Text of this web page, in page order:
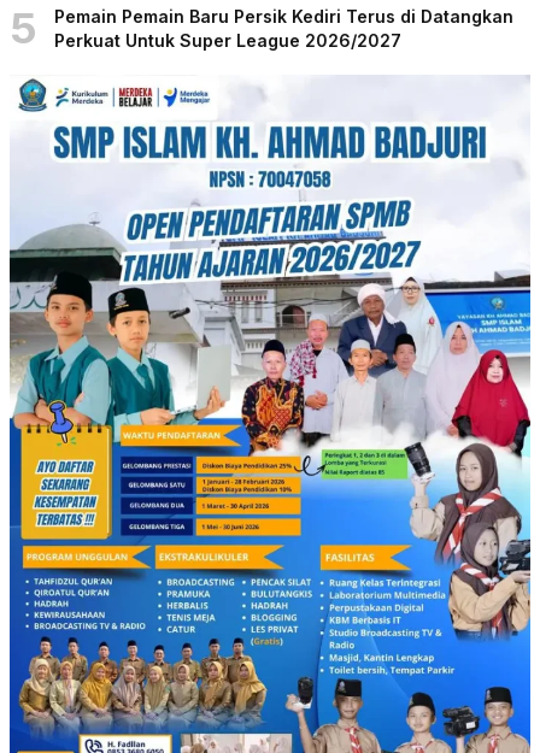
5
Pemain Pemain Baru Persik Kediri Terus di Datangkan
Perkuat Untuk Super League 2026/2027